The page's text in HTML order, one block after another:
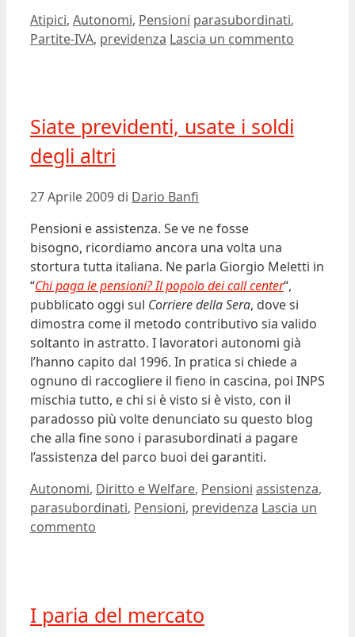
Categorie
Atipici, Autonomi, Pensioni Tag
parasubordinati,
Partite-IVA, previdenza Lascia un commento
Siate previdenti, usate i soldi
degli altri
27 Aprile 2009 di Dario Banfi
Pensioni e assistenza. Se ve ne fosse
bisogno, ricordiamo ancora una volta una
stortura tutta italiana. Ne parla Giorgio Meletti in
“Chi paga le pensioni? Il popolo dei call center“,
pubblicato oggi sul Corriere della Sera, dove si
dimostra come il metodo contributivo sia valido
soltanto in astratto. I lavoratori autonomi già
l’hanno capito dal 1996. In pratica si chiede a
ognuno di raccogliere il fieno in cascina, poi INPS
mischia tutto, e chi si è visto si è visto, con il
paradosso più volte denunciato su questo blog
che alla fine sono i parasubordinati a pagare
l’assistenza del parco buoi dei garantiti.
Categorie
Autonomi, Diritto e Welfare, Pensioni Tag
assistenza,
parasubordinati, Pensioni, previdenza Lascia un
commento
I paria del mercato